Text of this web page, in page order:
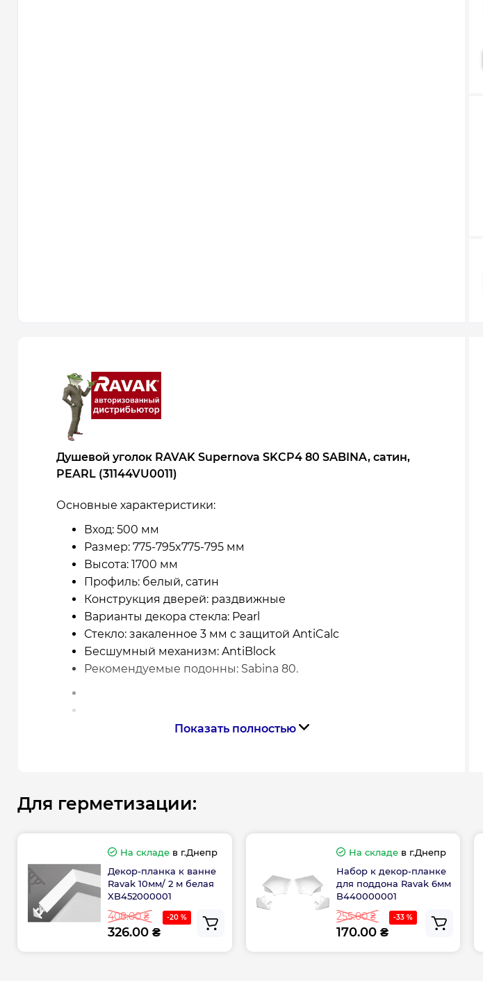
Душевой уголок RAVAK Supernova SKCP4 80 SABINA, сатин,
PEARL (31144VU0011)
Основные характеристики:
Вход: 500 мм
Размер: 775-795x775-795 мм
Высота: 1700 мм
Профиль: белый, сатин
Конструкция дверей: раздвижные
Варианты декора стекла: Pearl
Стекло: закаленное 3 мм с защитой AntiCalc
Бесшумный механизм: AntiBlock
Рекомендуемые подонны: Sabina 80.
Показать полностью
Для герметизации:
На складе в г.Днепр
Декор-планка к ванне
Ravak 10мм/ 2 м белая
XB452000001
408.00 ₴ -20 %
326.00 ₴
На складев г.Днепр
Набор к декор-планке
для поддона Ravak 6мм
B440000001
255.00 ₴ -33 %
170.00 ₴